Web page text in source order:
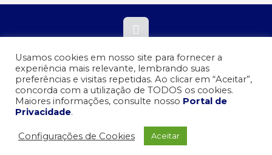
A Assessoritec - Associação Educacional e Tecnológica de Santa
Catarina e está inscrita no CNPJ sob o nº 07.196.820/0001-40.
Verificada por
Usamos cookies em nosso site para fornecer a
experiência mais relevante, lembrando suas
preferências e visitas repetidas. Ao clicar em “Aceitar”,
concorda com a utilização de TODOS os cookies.
Maiores informações, consulte nosso Portal de
Privacidade.
Configurações de Cookies Aceitar